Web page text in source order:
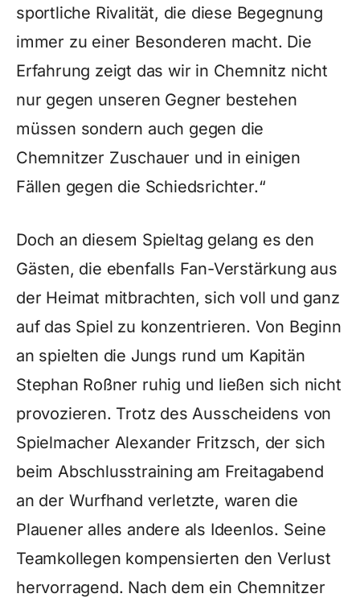
sportliche Rivalität, die diese Begegnung
immer zu einer Besonderen macht. Die
Erfahrung zeigt das wir in Chemnitz nicht
nur gegen unseren Gegner bestehen
müssen sondern auch gegen die
Chemnitzer Zuschauer und in einigen
Fällen gegen die Schiedsrichter.“
Doch an diesem Spieltag gelang es den
Gästen, die ebenfalls Fan-Verstärkung aus
der Heimat mitbrachten, sich voll und ganz
auf das Spiel zu konzentrieren. Von Beginn
an spielten die Jungs rund um Kapitän
Stephan Roßner ruhig und ließen sich nicht
provozieren. Trotz des Ausscheidens von
Spielmacher Alexander Fritzsch, der sich
beim Abschlusstraining am Freitagabend
an der Wurfhand verletzte, waren die
Plauener alles andere als Ideenlos. Seine
Teamkollegen kompensierten den Verlust
hervorragend. Nach dem ein Chemnitzer